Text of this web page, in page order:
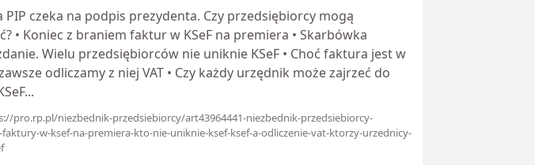
PIP czeka na podpis prezydenta. Czy przedsiębiorcy mogą
• Koniec z braniem faktur w KSeF na premiera • Skarbówka
Wielu przedsiębiorców nie uniknie KSeF • Choć faktura jest w
odliczamy z niej VAT • Czy każdy urzędnik może zajrzeć do
pro.rp.pl/niezbednik-przedsiebiorcy/art43964441-niezbednik-przedsiebiorcy-
w-ksef-na-premiera-kto-nie-uniknie-ksef-ksef-a-odliczenie-vat-ktorzy-urzednicy-